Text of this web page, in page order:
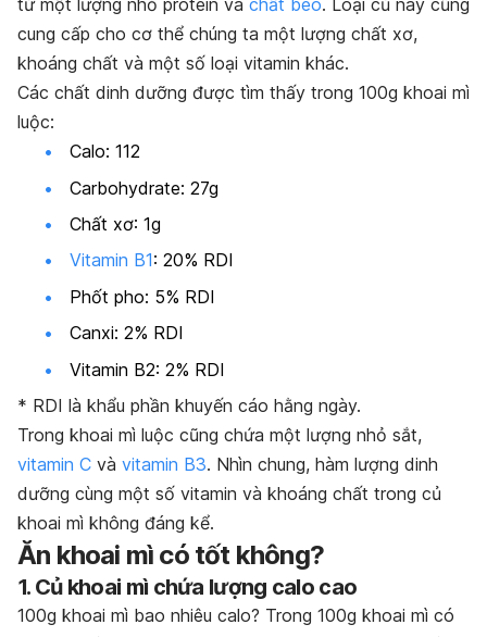
từ một lượng nhỏ protein và chất béo. Loại củ này cũng
cung cấp cho cơ thể chúng ta một lượng chất xơ,
khoáng chất và một số loại vitamin khác.
Các chất dinh dưỡng được tìm thấy trong 100g khoai mì
luộc:
Calo: 112
Carbohydrate: 27g
Chất xơ: 1g
Vitamin B1: 20% RDI
Phốt pho: 5% RDI
Canxi: 2% RDI
Vitamin B2: 2% RDI
* RDI là khẩu phần khuyến cáo hằng ngày.
Trong khoai mì luộc cũng chứa một lượng nhỏ sắt,
vitamin C và vitamin B3. Nhìn chung, hàm lượng dinh
dưỡng cùng một số vitamin và khoáng chất trong củ
khoai mì không đáng kể.
Ăn khoai mì có tốt không?
1. Củ khoai mì chứa lượng calo cao
100g khoai mì bao nhiêu calo? Trong 100g khoai mì có